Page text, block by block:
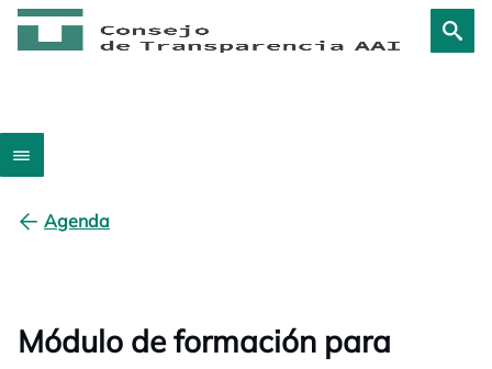
Agenda
Módulo de formación para